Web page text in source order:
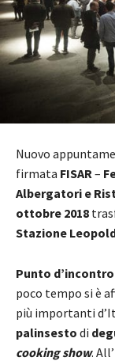
Nuovo
firmata FISAR –
Albergatori e
ottobre 2018
Stazione
Punto d’incontro
poco tempo si è
più importanti
palinsesto di
cooking show.